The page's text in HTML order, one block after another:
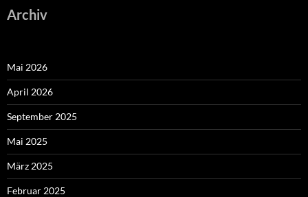
Archiv
Mai 2026
April 2026
September 2025
Mai 2025
März 2025
Februar 2025